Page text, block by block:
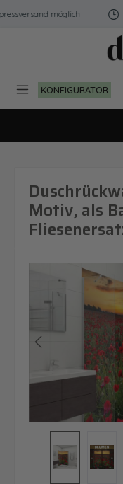
Zum Hauptinhalt springen
möglich
KONFIGURATOR
Motiv, als
Bildergalerie